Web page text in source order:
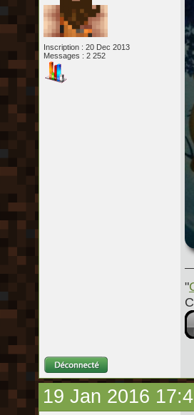
Inscription : 20 Dec 2013
Messages : 2 252
"
19 Jan 2016